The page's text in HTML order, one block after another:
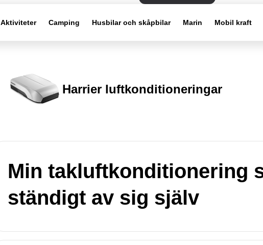
Aktiviteter Camping Husbilar och skåpbilar Marin Mobil kraft
Harrier luftkonditioneringar
Min takluftkonditionering
ständigt av sig själv